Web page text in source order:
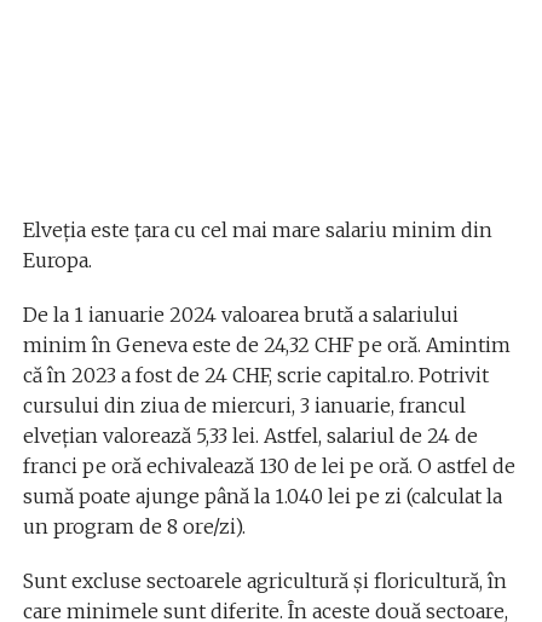
Elveția este țara cu cel mai mare salariu minim din
Europa.
De la 1 ianuarie 2024 valoarea brută a salariului
minim în Geneva este de 24,32 CHF pe oră. Amintim
că în 2023 a fost de 24 CHF, scrie capital.ro. Potrivit
cursului din ziua de miercuri, 3 ianuarie, francul
elvețian valorează 5,33 lei. Astfel, salariul de 24 de
franci pe oră echivalează 130 de lei pe oră. O astfel de
sumă poate ajunge până la 1.040 lei pe zi (calculat la
un program de 8 ore/zi).
Sunt excluse sectoarele agricultură și floricultură, în
care minimele sunt diferite. În aceste două sectoare,